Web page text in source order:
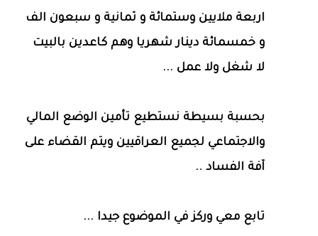
اربعة ملايين وستمائة و ثمانية و سبعون الف
و خمسمائة دينار شهريا وهم كاعدين بالبيت
لا شغل ولا عمل ...
بحسبة بسيطة نستطيع تأمين الوضع المالي
والاجتماعي لجميع العراقيين ويتم القضاء على
آفة الفساد ..
تابع معي وركز في الموضوع جيدا ...